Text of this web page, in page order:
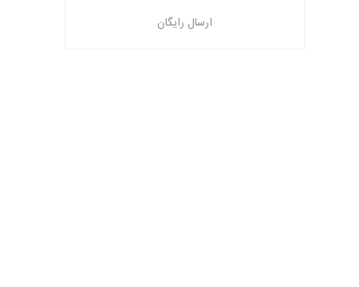
ارسال رایگان